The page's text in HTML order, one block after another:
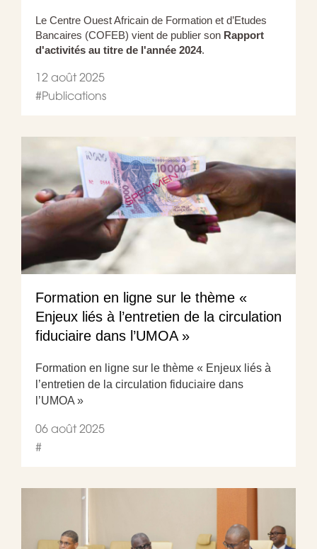
Le Centre Ouest Africain de Formation et d’Etudes
Bancaires (COFEB) vient de publier son Rapport
d'activités au titre de l'année 2024.
12 août 2025
#Publications
Formation en ligne sur le thème «
Enjeux liés à l’entretien de la circulation
fiduciaire dans l’UMOA »
Formation en ligne sur le thème « Enjeux liés à
l’entretien de la circulation fiduciaire dans
l’UMOA »
06 août 2025
#